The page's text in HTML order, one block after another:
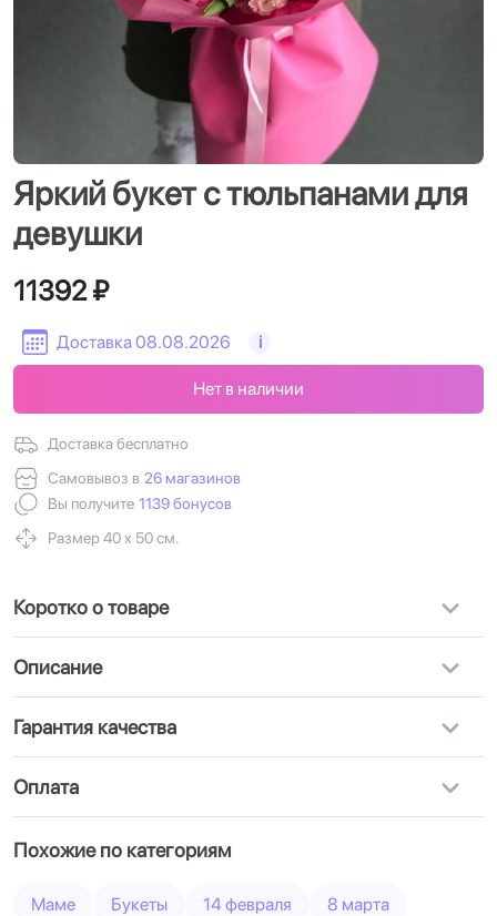
Яркий букет с тюльпанами для
девушки
Доставка 08.08.2026 i
11392 ₽
Доставка бесплатно
Самовывоз в 26 магазинов
Вы получите 1139 бонусов
Размер 40 х 50 см.
Нет в наличии
Коротко о товаре
Описание
Гарантия качества
Оплата
Похожие по категориям
Маме Букеты 14 февраля 8 марта